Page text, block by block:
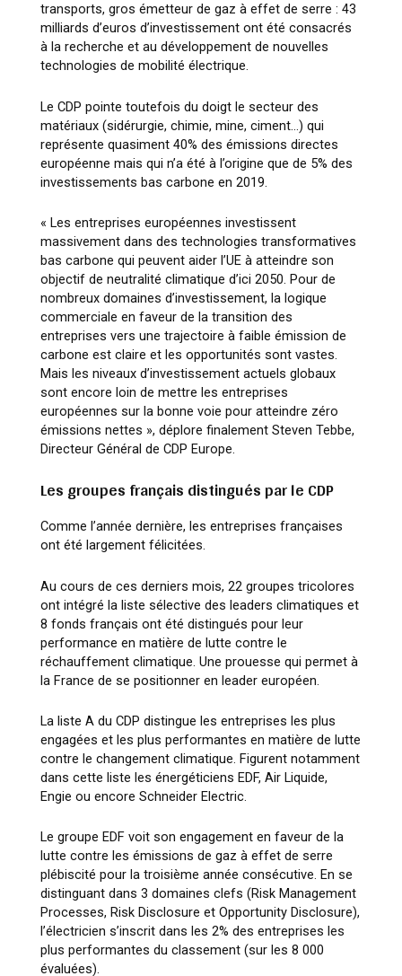
transports, gros émetteur de gaz à effet de serre : 43
milliards d’euros d’investissement ont été consacrés
à la recherche et au développement de nouvelles
technologies de mobilité électrique.
Le CDP pointe toutefois du doigt le secteur des
matériaux (sidérurgie, chimie, mine, ciment…) qui
représente quasiment 40% des émissions directes
européenne mais qui n’a été à l’origine que de 5% des
investissements bas carbone en 2019.
« Les entreprises européennes investissent
massivement dans des technologies transformatives
bas carbone qui peuvent aider l’UE à atteindre son
objectif de neutralité climatique d’ici 2050. Pour de
nombreux domaines d’investissement, la logique
commerciale en faveur de la transition des
entreprises vers une trajectoire à faible émission de
carbone est claire et les opportunités sont vastes.
Mais les niveaux d’investissement actuels globaux
sont encore loin de mettre les entreprises
européennes sur la bonne voie pour atteindre zéro
émissions nettes », déplore finalement Steven Tebbe,
Directeur Général de CDP Europe.
Les groupes français distingués par le CDP
Comme l’année dernière, les entreprises françaises
ont été largement félicitées.
Au cours de ces derniers mois, 22 groupes tricolores
ont intégré la liste sélective des leaders climatiques et
8 fonds français ont été distingués pour leur
performance en matière de lutte contre le
réchauffement climatique. Une prouesse qui permet à
la France de se positionner en leader européen.
La liste A du CDP distingue les entreprises les plus
engagées et les plus performantes en matière de lutte
contre le changement climatique. Figurent notamment
dans cette liste les énergéticiens EDF, Air Liquide,
Engie ou encore Schneider Electric.
Le groupe EDF voit son engagement en faveur de la
lutte contre les émissions de gaz à effet de serre
plébiscité pour la troisième année consécutive. En se
distinguant dans 3 domaines clefs (Risk Management
Processes, Risk Disclosure et Opportunity Disclosure),
l’électricien s’inscrit dans les 2% des entreprises les
plus performantes du classement (sur les 8 000
évaluées).